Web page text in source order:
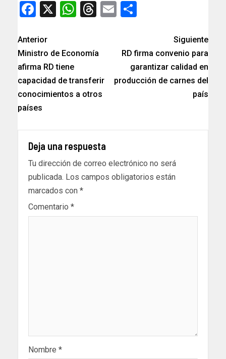
Facebook
X WhatsApp
Threads
Email
Anterior
Ministro de Economía
afirma RD tiene
capacidad de transferir
conocimientos a otros
países
Siguiente
RD firma convenio para
garantizar calidad en
producción de carnes del
país
Deja una respuesta
Tu dirección de correo electrónico no será
publicada. Los campos obligatorios están
marcados con *
Comentario *
Nombre *